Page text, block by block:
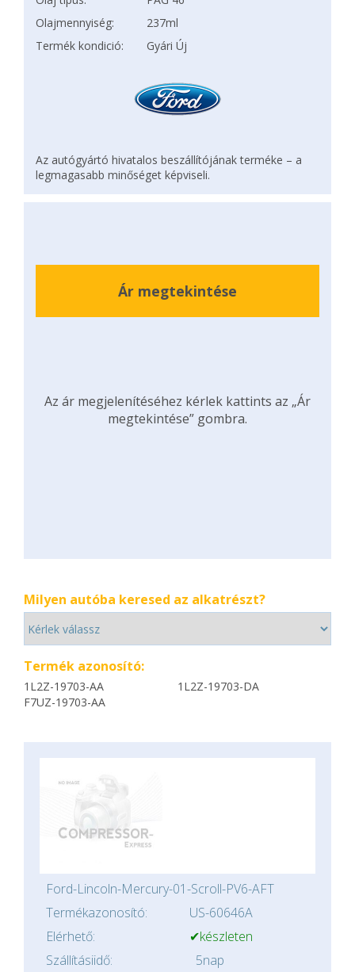
Olajmennyiség:
237ml
Termék kondició:
Gyári Új
Az autógyártó hivatalos beszállítójának terméke – a
legmagasabb minőséget képviseli.
Ár megtekintése
Az ár megjelenítéséhez kérlek kattints az „Ár
megtekintése” gombra.
Milyen autóba keresed az alkatrészt?
Termék azonosító:
1L2Z-19703-AA
1L2Z-19703-DA
F7UZ-19703-AA
Ford-Lincoln-Mercury-01-Scroll-PV6-AFT
Termékazonosító:
US-60646A
Elérhető:
✔készleten
Szállításiidő:
5nap